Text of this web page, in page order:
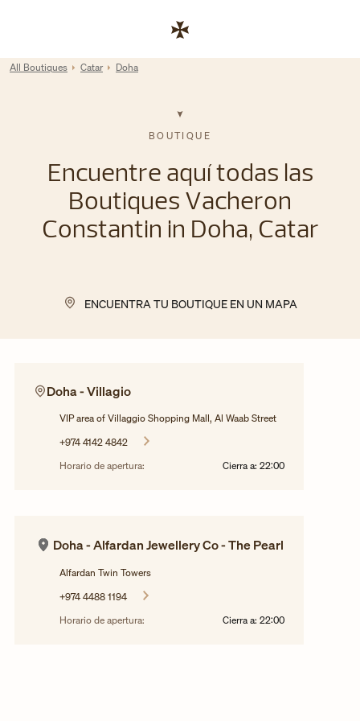
Enlace al sitio web corporativo
Return to Nav
All Boutiques Catar Doha
BOUTIQUE
Encuentre aquí todas las
Boutiques Vacheron
Constantin in Doha, Catar
ENCUENTRA TU BOUTIQUE EN UN MAPA
Doha - Villagio
VIP area of Villaggio Shopping Mall, Al Waab Street
+974 4142 4842
Horario de apertura:
Cierra a: 22:00
Doha - Alfardan Jewellery Co - The Pearl
Alfardan Twin Towers
+974 4488 1194
Horario de apertura:
Cierra a: 22:00